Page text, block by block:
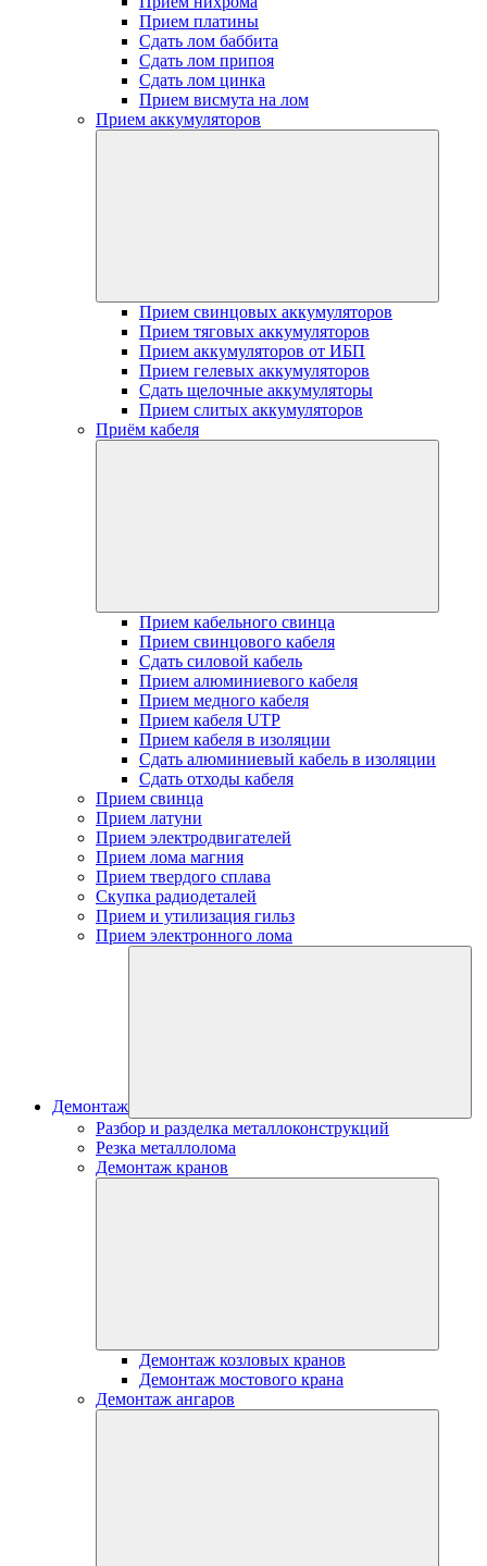
Прием платины
Сдать лом баббита
Сдать лом припоя
Сдать лом цинка
Прием висмута на лом
Прием аккумуляторов
Прием свинцовых аккумуляторов
Прием тяговых аккумуляторов
Прием аккумуляторов от ИБП
Прием гелевых аккумуляторов
Сдать щелочные аккумуляторы
Прием слитых аккумуляторов
Приём кабеля
Прием кабельного свинца
Прием свинцового кабеля
Сдать силовой кабель
Прием алюминиевого кабеля
Прием медного кабеля
Прием кабеля UTP
Прием кабеля в изоляции
Сдать алюминиевый кабель в изоляции
Сдать отходы кабеля
Прием свинца
Прием латуни
Прием электродвигателей
Прием лома магния
Прием твердого сплава
Скупка радиодеталей
Прием и утилизация гильз
Прием электронного лома
Демонтаж
Разбор и разделка металлоконструкций
Резка металлолома
Демонтаж кранов
Демонтаж козловых кранов
Демонтаж мостового крана
Демонтаж ангаров